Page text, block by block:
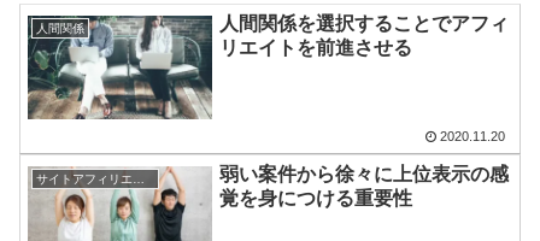
人間関係
人間関係を選択することでアフィ
リエイトを前進させる
2020.11.20
サイトアフィリエイト
弱い案件から徐々に上位表示の感
覚を身につける重要性